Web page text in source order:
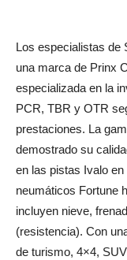
Los especialistas de
una marca de Prinx
especializada en la
PCR, TBR y OTR
prestaciones. La
demostrado su
en las pistas Ivalo
neumáticos Fortune
incluyen nieve,
(resistencia). Con
de turismo, 4×4,